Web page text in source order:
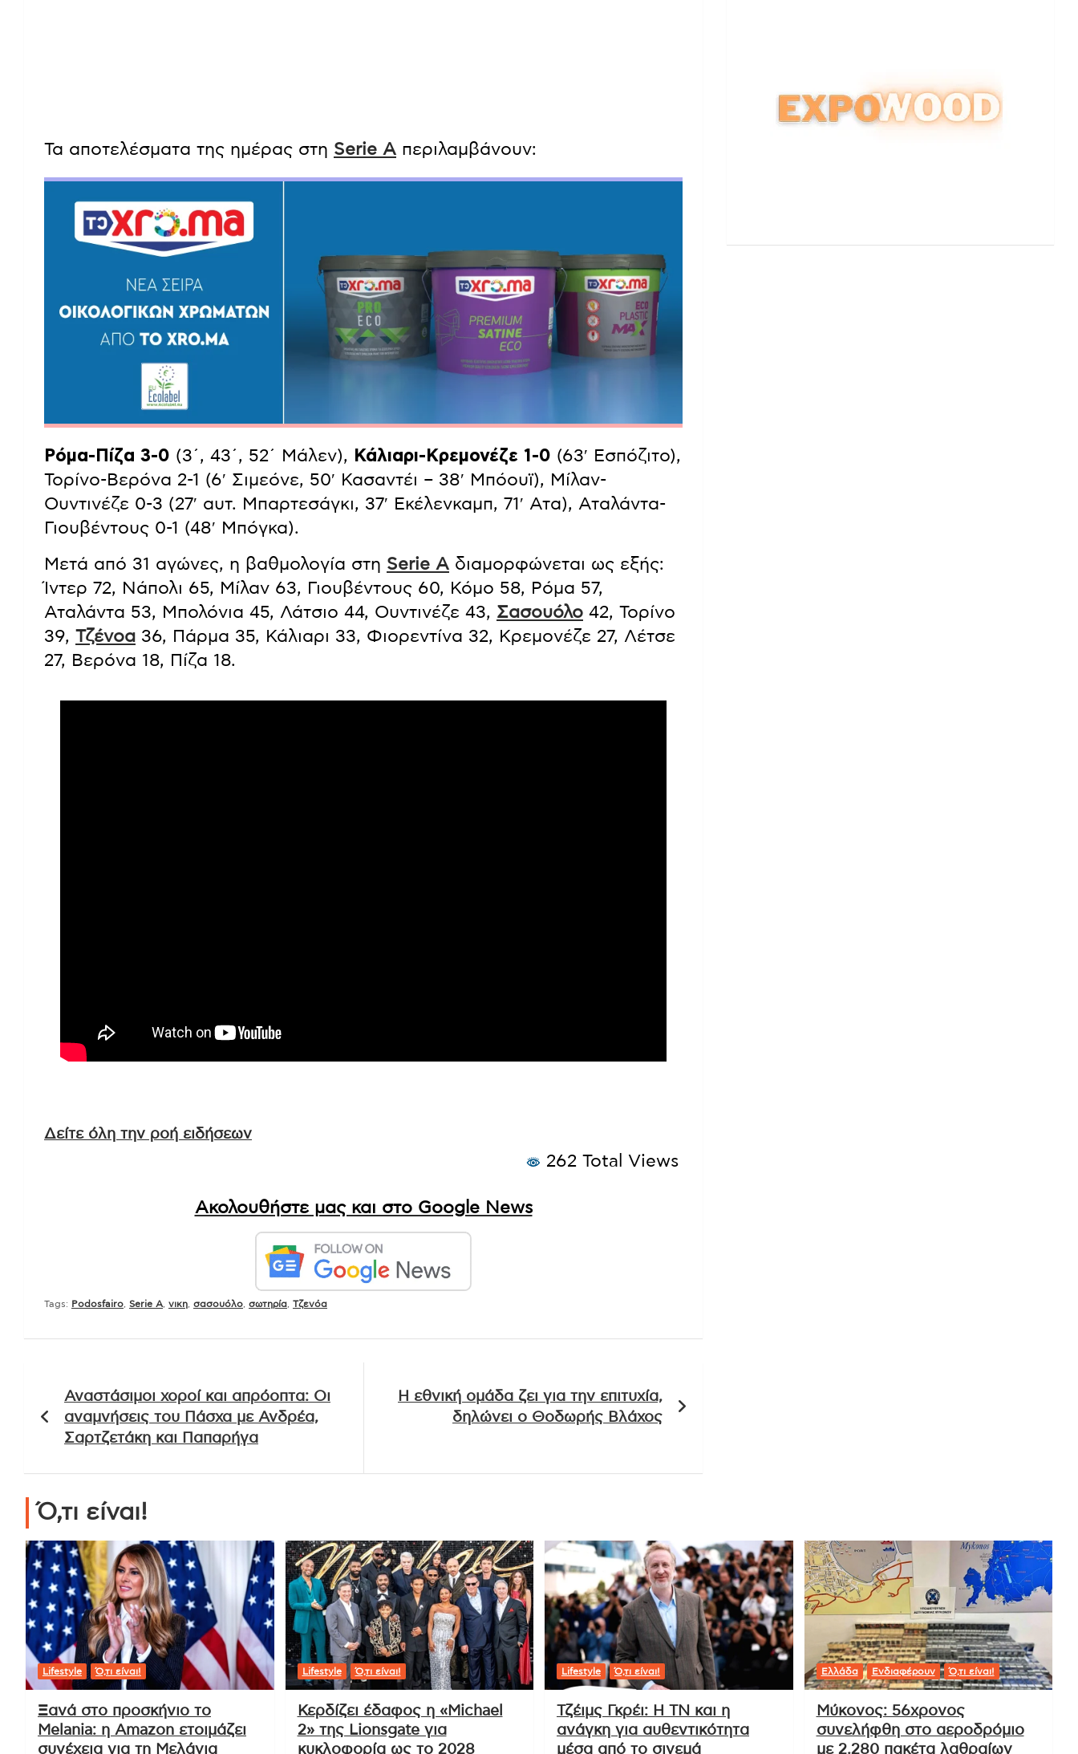
Τα αποτελέσματα της ημέρας στη Serie A περιλαμβάνουν:
Ρόμα-Πίζα 3-0 (3΄, 43΄, 52΄ Μάλεν), Κάλιαρι-Κρεμονέζε 1-0 (63′ Εσπόζιτο),
Τορίνο-Βερόνα 2-1 (6′ Σιμεόνε, 50′ Κασαντέι – 38′ Μπόουϊ), Μίλαν-
Ουντινέζε 0-3 (27′ αυτ. Μπαρτεσάγκι, 37′ Εκέλενκαμπ, 71′ Ατα), Αταλάντα-
Γιουβέντους 0-1 (48′ Μπόγκα).
Μετά από 31 αγώνες, η βαθμολογία στη Serie A διαμορφώνεται ως εξής:
Ίντερ 72, Νάπολι 65, Μίλαν 63, Γιουβέντους 60, Κόμο 58, Ρόμα 57,
Αταλάντα 53, Μπολόνια 45, Λάτσιο 44, Ουντινέζε 43, Σασουόλο 42, Τορίνο
39, Τζένοα 36, Πάρμα 35, Κάλιαρι 33, Φιορεντίνα 32, Κρεμονέζε 27, Λέτσε
27, Βερόνα 18, Πίζα 18.
Δείτε όλη την ροή ειδήσεων
262 Total Views
Ακολουθήστε μας και στο Google News
Tags: Podosfairo Serie A νικη σασουόλο σωτηρία Τζενόα
άρθρων
Αναστάσιμοι χοροί και απρόοπτα: Οι
αναμνήσεις του Πάσχα με Ανδρέα,
Σαρτζετάκη και Παπαρήγα
Η εθνική ομάδα ζει για την επιτυχία,
δηλώνει ο Θοδωρής Βλάχος
Ό,τι είναι!
Lifestyle Ό,τι είναι!
Ξανά στο προσκήνιο το
Melania: η Amazon ετοιμάζει
συνέχεια για τη Μελάνια
Lifestyle Ό,τι είναι!
Κερδίζει έδαφος η «Michael
2» της Lionsgate για
κυκλοφορία ως το 2028
Lifestyle Ό,τι είναι!
Τζέιμς Γκρέι: Η ΤΝ και η
ανάγκη για αυθεντικότητα
μέσα από το σινεμά
Ελλάδα Ενδιαφέρουν Ό,τι είναι!
Μύκονος: 56χρονος
συνελήφθη στο αεροδρόμιο
με 2.280 πακέτα λαθραίων